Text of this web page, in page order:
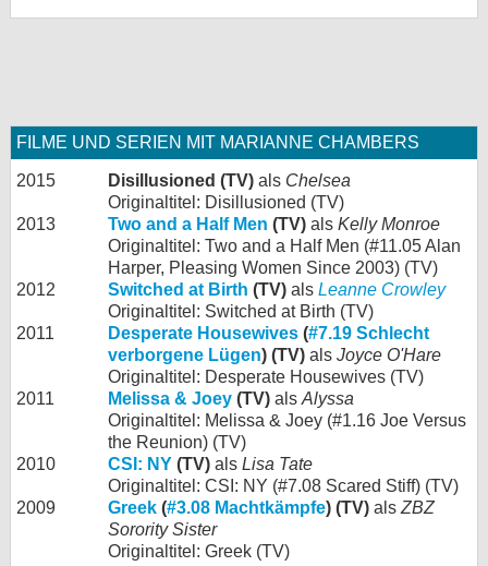
FILME UND SERIEN MIT MARIANNE CHAMBERS
2015 Disillusioned (TV) als Chelsea
Originaltitel: Disillusioned (TV)
2013
Two and a Half Men (TV) als Kelly Monroe
Originaltitel: Two and a Half Men (#11.05 Alan
Harper, Pleasing Women Since 2003) (TV)
2012
Switched at Birth (TV) als Leanne Crowley
Originaltitel: Switched at Birth (TV)
2011
Desperate Housewives (#7.19 Schlecht
verborgene Lügen) (TV) als Joyce O'Hare
Originaltitel: Desperate Housewives (TV)
2011
Melissa & Joey (TV) als Alyssa
Originaltitel: Melissa & Joey (#1.16 Joe Versus
the Reunion) (TV)
2010
CSI: NY (TV) als Lisa Tate
Originaltitel: CSI: NY (#7.08 Scared Stiff) (TV)
2009
Greek (#3.08 Machtkämpfe) (TV) als ZBZ
Sorority Sister
Originaltitel: Greek (TV)